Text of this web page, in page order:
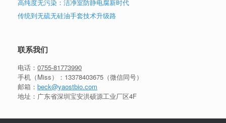
高纯度无污染：洁净室防静电腐新时代
传统到无硫无硅油手套技术升级路
联系我们
电话： 0755-81773990
手机（Miss）： 13378403675 （微信同号）
邮箱： beck@yaostbio.com
地址：广东省深圳宝安洪硕源工业厂区4F